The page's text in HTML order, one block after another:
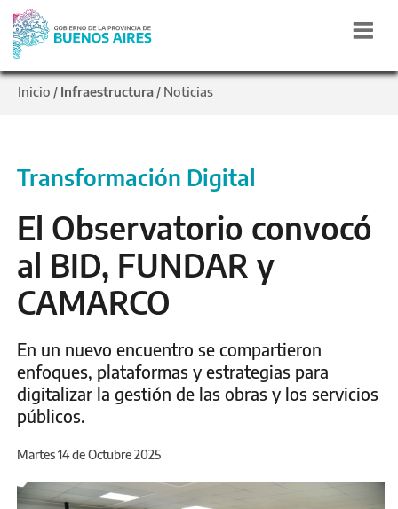
Inicio / Infraestructura / Noticias
Transformación Digital
El Observatorio convocó
al BID, FUNDAR y
CAMARCO
En un nuevo encuentro se compartieron
enfoques, plataformas y estrategias para
digitalizar la gestión de las obras y los servicios
públicos.
Martes 14 de Octubre 2025